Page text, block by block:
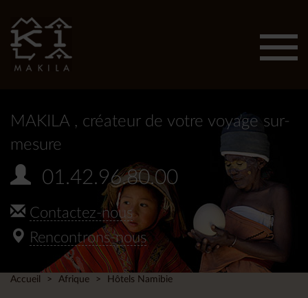
MAKILA , créateur de votre voyage sur-
mesure
01.42.96.80.00
Contactez-nous
Rencontrons-nous
Accueil Afrique Hôtels Namibie